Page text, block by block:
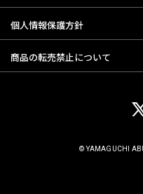
個人情報保護方針
商品の転売禁止について
© YAMAGUCHI